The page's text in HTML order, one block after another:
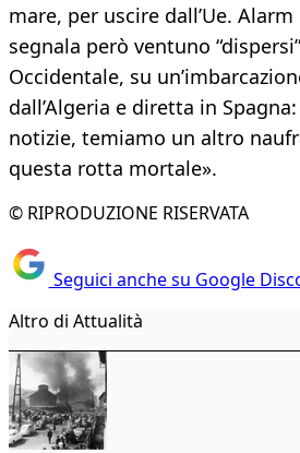
mare, per uscire dall’Ue.
segnala però ventuno
Occidentale, su
dall’Algeria e diretta in
notizie, temiamo un altro
questa rotta mortale».
© RIPRODUZIONE RISERVATA
Seguici anche su Google
Altro di Attualità